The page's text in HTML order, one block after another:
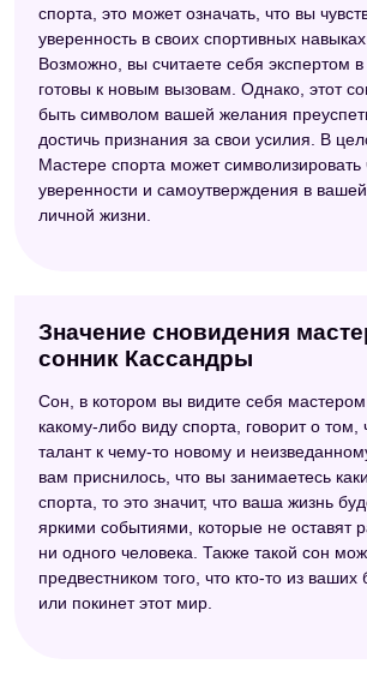
спорта, это может означать, что вы
уверенность в своих спортивных
Возможно, вы считаете себя экспертом в
готовы к новым вызовам. Однако, этот
быть символом вашей желания
достичь признания за свои усилия. В
Мастере спорта может символизировать
уверенности и самоутверждения в
личной жизни.
Значение сновидения
сонник Кассандры
Сон, в котором вы видите себя
какому-либо виду спорта, говорит о том,
талант к чему-то новому и
вам приснилось, что вы занимаетесь
спорта, то это значит, что ваша жизнь
яркими событиями, которые не оставят
ни одного человека. Также такой сон
предвестником того, что кто-то из ваших
или покинет этот мир.